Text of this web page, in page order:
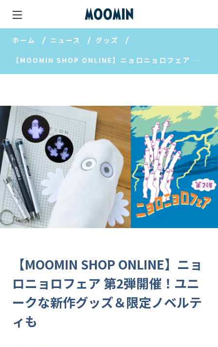
ホーム ニュース グッズ
【MOOMIN SHOP ONLINE】ニョロニョロフェア 第2弾開催！ユニークな新作グッズ＆限定ノベルティも
【MOOMIN SHOP ONLINE】ニョ
ロニョロフェア 第2弾開催！ユニ
ークな新作グッズ＆限定ノベルテ
ィも